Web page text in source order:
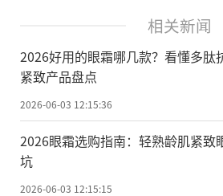
相关新闻
2026好用的眼霜哪几款？看懂多肽
紧致产品盘点
2026-06-03 12:15:36
2026眼霜选购指南：轻熟龄肌紧致
坑
2026-06-03 12:15:15